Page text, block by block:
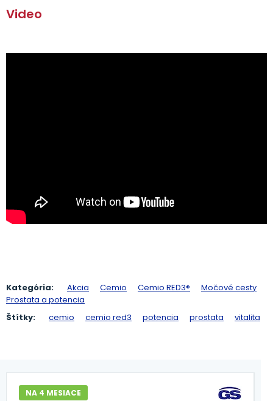
Video
Kategória: Akcia Cemio Cemio RED3®
Močové cesty
Prostata a potencia
Štítky:
cemio cemio red3 potencia prostata vitalita
NA 4 MESIACE